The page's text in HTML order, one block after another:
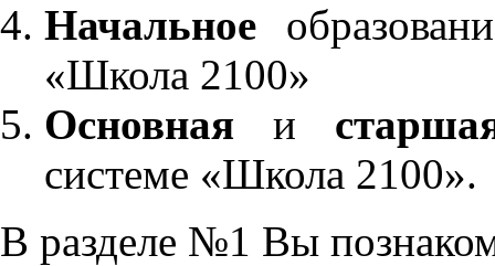
Начальное
«Школа 2100»
Основнаяи
системе «Школа 2100».
В разделе №1 Вы